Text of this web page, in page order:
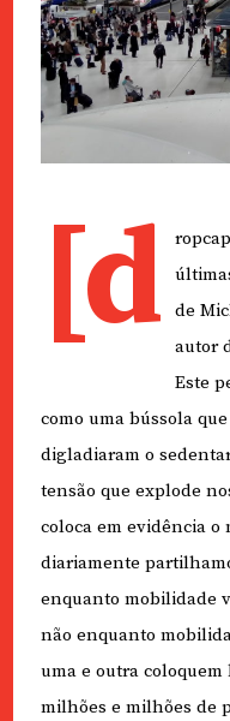
[d
de
autor
Este
como uma bússola
digladiaram o
tensão que explode
coloca em evidência o
diariamente
enquanto mobilidade
não enquanto
uma e outra
milhões e milhões de